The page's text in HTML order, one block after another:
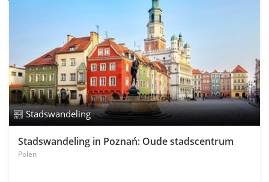
Stadswandeling
Stadswandeling in Poznań: Oude stadscentrum
Polen